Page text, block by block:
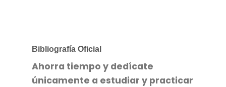
Bibliografía Oficial
Ahorra tiempo y dedícate
únicamente a estudiar y practicar